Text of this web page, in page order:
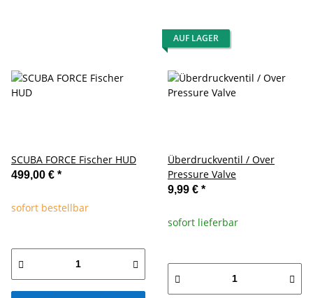
SCUBA FORCE Fischer HUD
499,00 € *
sofort bestellbar
AUF LAGER
Überdruckventil / Over
Pressure Valve
9,99 € *
sofort lieferbar